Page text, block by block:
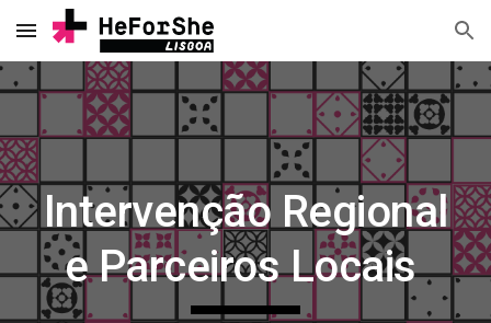
Skip to main content Skip to navigation
Intervenção Regional
e Parceiros Locais